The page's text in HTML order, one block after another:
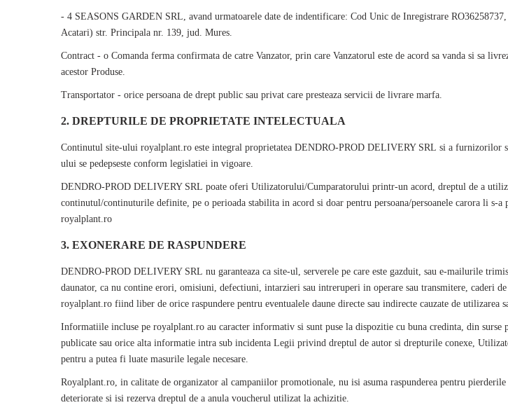
- 4 SEASONS GARDEN SRL, avand urmatoarele date de indentificare: Cod Unic de Inregistrare
Acatari) str. Principala nr. 139, jud. Mures.
Contract - o Comanda ferma confirmata de catre Vanzator, prin care Vanzatorul este de acord sa vanda si sa
acestor Produse.
Transportator - orice persoana de drept public sau privat care presteaza servicii de livrare marfa.
2. DREPTURILE DE PROPRIETATE INTELECTUALA
Continutul site-ului royalplant.ro este integral proprietatea DENDRO-PROD DELIVERY SRL si a furnizorilor
ului se pedepseste conform legislatiei in vigoare.
DENDRO-PROD DELIVERY SRL poate oferi Utilizatorului/Cumparatorului printr-un acord, dreptul de a
continutul/continuturile definite, pe o perioada stabilita in acord si doar pentru persoana/persoanele carora li
royalplant.ro
3. EXONERARE DE RASPUNDERE
DENDRO-PROD DELIVERY SRL nu garanteaza ca site-ul, serverele pe care este gazduit, sau e-mailurile
daunator, ca nu contine erori, omisiuni, defectiuni, intarzieri sau intreruperi in operare sau transmitere,
royalplant.ro fiind liber de orice raspundere pentru eventualele daune directe sau indirecte cauzate de
Informatiile incluse pe royalplant.ro au caracter informativ si sunt puse la dispozitie cu buna credinta, din
publicate sau orice alta informatie intra sub incidenta Legii privind dreptul de autor si drepturile conexe,
pentru a putea fi luate masurile legale necesare.
Royalplant.ro, in calitate de organizator al campaniilor promotionale, nu isi asuma raspunderea pentru
deteriorate si isi rezerva dreptul de a anula voucherul utilizat la achizitie.